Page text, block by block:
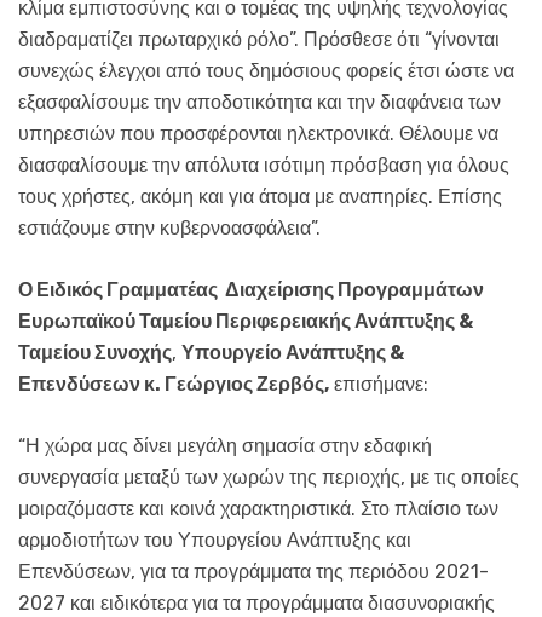
κλίμα εμπιστοσύνης και ο τομέας της υψηλής τεχνολογίας
διαδραματίζει πρωταρχικό ρόλο”. Πρόσθεσε ότι “γίνονται
συνεχώς έλεγχοι από τους δημόσιους φορείς έτσι ώστε να
εξασφαλίσουμε την αποδοτικότητα και την διαφάνεια των
υπηρεσιών που προσφέρονται ηλεκτρονικά. Θέλουμε να
διασφαλίσουμε την απόλυτα ισότιμη πρόσβαση για όλους
τους χρήστες, ακόμη και για άτομα με αναπηρίες. Επίσης
εστιάζουμε στην κυβερνοασφάλεια”.
Ο Ειδικός Γραμματέας Διαχείρισης Προγραμμάτων
Ευρωπαϊκού Ταμείου Περιφερειακής Ανάπτυξης &
Ταμείου Συνοχής, Υπουργείο Ανάπτυξης &
Επενδύσεων κ. Γεώργιος Ζερβός, επισήμανε:
“Η χώρα μας δίνει μεγάλη σημασία στην εδαφική
συνεργασία μεταξύ των χωρών της περιοχής, με τις οποίες
μοιραζόμαστε και κοινά χαρακτηριστικά. Στο πλαίσιο των
αρμοδιοτήτων του Υπουργείου Ανάπτυξης και
Επενδύσεων, για τα προγράμματα της περιόδου 2021-
2027 και ειδικότερα για τα προγράμματα διασυνοριακής